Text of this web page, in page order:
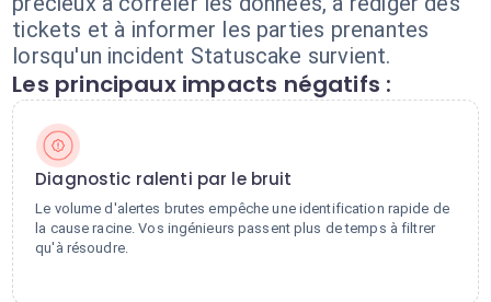
tickets et à informer les parties prenantes
lorsqu'un incident Statuscake survient.
Les principaux impacts négatifs :
Diagnostic ralenti par le bruit
Le volume d'alertes brutes empêche une identification rapide de
la cause racine. Vos ingénieurs passent plus de temps à filtrer
qu'à résoudre.